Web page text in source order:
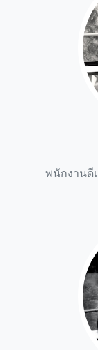
พนักงานดี